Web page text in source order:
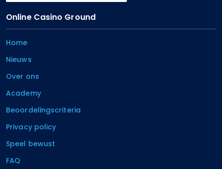
Online Casino Ground
Home
Nieuws
Over ons
Academy
Beoordelingscriteria
Privacy policy
Speel bewust
FAQ